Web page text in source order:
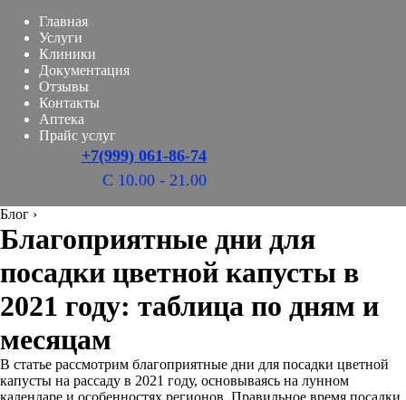
Главная
Услуги
Клиники
Документация
Отзывы
Контакты
Аптека
Прайс услуг
+7(999) 061-86-74
С 10.00 - 21.00
Блог ›
Благоприятные дни для
посадки цветной капусты в
2021 году: таблица по дням и
месяцам
В статье рассмотрим благоприятные дни для посадки цветной
капусты на рассаду в 2021 году, основываясь на лунном
календаре и особенностях регионов. Правильное время посадки